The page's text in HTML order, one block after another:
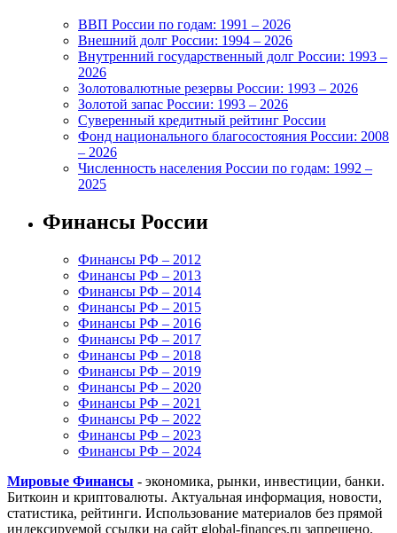
ВВП России по годам: 1991 – 2026
Внешний долг России: 1994 – 2026
Внутренний государственный долг России: 1993 –
2026
Золотовалютные резервы России: 1993 – 2026
Золотой запас России: 1993 – 2026
Суверенный кредитный рейтинг России
Фонд национального благосостояния России: 2008
– 2026
Численность населения России по годам: 1992 –
2025
Финансы России
Финансы РФ – 2012
Финансы РФ – 2013
Финансы РФ – 2014
Финансы РФ – 2015
Финансы РФ – 2016
Финансы РФ – 2017
Финансы РФ – 2018
Финансы РФ – 2019
Финансы РФ – 2020
Финансы РФ – 2021
Финансы РФ – 2022
Финансы РФ – 2023
Финансы РФ – 2024
Мировые Финансы - экономика, рынки, инвестиции, банки.
Биткоин и криптовалюты. Актуальная информация, новости,
статистика, рейтинги. Использование материалов без прямой
индексируемой ссылки на сайт global-finances.ru запрещено.